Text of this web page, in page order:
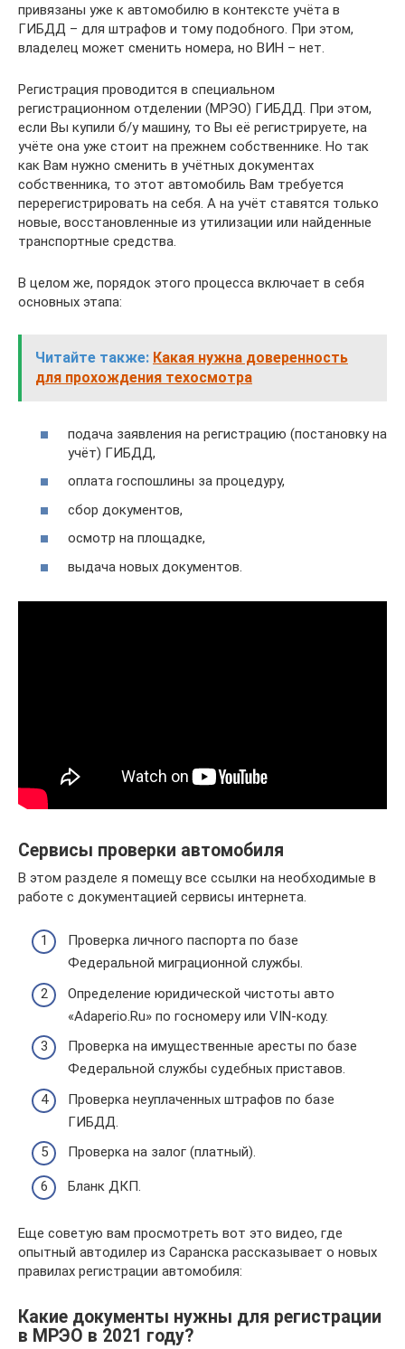
привязаны уже к автомобилю в контексте учёта в
ГИБДД – для штрафов и тому подобного. При этом,
владелец может сменить номера, но ВИН – нет.
Регистрация проводится в специальном
регистрационном отделении (МРЭО) ГИБДД. При этом,
если Вы купили б/у машину, то Вы её регистрируете, на
учёте она уже стоит на прежнем собственнике. Но так
как Вам нужно сменить в учётных документах
собственника, то этот автомобиль Вам требуется
перерегистрировать на себя. А на учёт ставятся только
новые, восстановленные из утилизации или найденные
транспортные средства.
В целом же, порядок этого процесса включает в себя
основных этапа:
Читайте также: Какая нужна доверенность
для прохождения техосмотра
подача заявления на регистрацию (постановку на
учёт) ГИБДД,
оплата госпошлины за процедуру,
сбор документов,
осмотр на площадке,
выдача новых документов.
Сервисы проверки автомобиля
В этом разделе я помещу все ссылки на необходимые в
работе с документацией сервисы интернета.
Проверка личного паспорта по базе
Федеральной миграционной службы.
Определение юридической чистоты авто
«Adaperio.Ru» по госномеру или VIN-коду.
Проверка на имущественные аресты по базе
Федеральной службы судебных приставов.
Проверка неуплаченных штрафов по базе
ГИБДД.
Проверка на залог (платный).
Бланк ДКП.
Еще советую вам просмотреть вот это видео, где
опытный автодилер из Саранска рассказывает о новых
правилах регистрации автомобиля:
Какие документы нужны для регистрации
в МРЭО в 2021 году?